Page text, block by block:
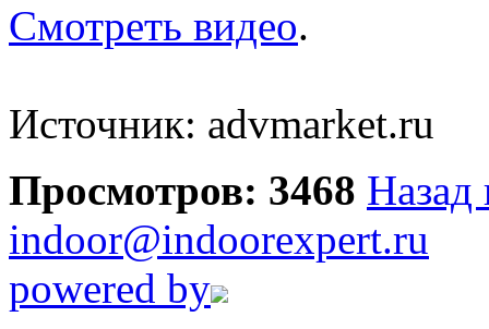
Смотреть видео.
Источник: advmarket.ru
Просмотров: 3468 Назад
indoor@indoorexpert.ru
powered by